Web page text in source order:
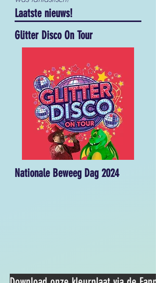
Laatste nieuws!
Glitter Disco On Tour
Nationale Beweeg Dag 2024